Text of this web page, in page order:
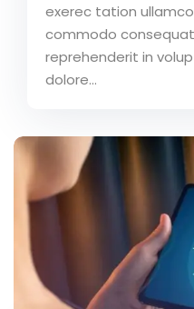
exerec tation
commodo
reprehenderit in
dolore...